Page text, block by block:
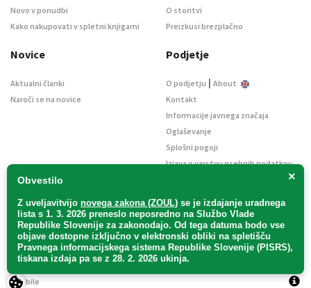
×
Obvestilo
Z uveljavitvijo novega zakona (ZOUL) se je izdajanje uradnega
lista s 1. 3. 2026 preneslo neposredno na Službo Vlade
Republike Slovenije za zakonodajo. Od tega datuma bodo vse
objave dostopne izključno v elektronski obliki na spletišču
Pravnega informacijskega sistema Republike Slovenije (PISRS),
tiskana izdaja pa se z 28. 2. 2026 ukinja.
Novo v ponudbi
Kako nakupovati v spletni knjigarni
O storitvi
Preizkusi brezplačno
Novice
Aktualni članki
Naroči se na novice
Podjetje
O podjetju | About
Kontakt
Informacije javnega značaja
Oglaševanje
Splošni pogoji
Izjava o varstvu osebnih podatkov
Uradni list d. o. o. – v likvidaciji / Vse pravice pridržane.
2Mobile